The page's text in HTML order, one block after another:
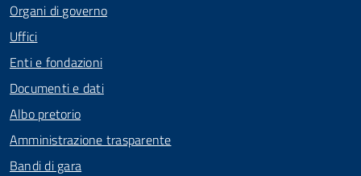
Organi di governo
Uffici
Enti e fondazioni
Documenti e dati
Albo pretorio
Amministrazione trasparente
Bandi di gara